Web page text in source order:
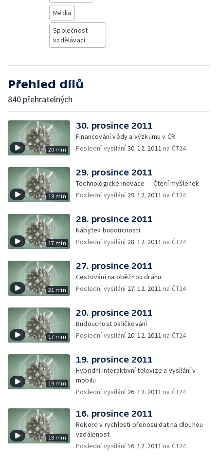
Média
Společnost -
vzdělávací
Přehled dílů
840 přehratelných
20 min
30. prosince 2011
Financování vědy a výzkumu v ČR
Poslední vysílání30. 12. 2011 na ČT24
18 min
29. prosince 2011
Technologické inovace — Čtení myšlenek
Poslední vysílání 29. 12. 2011 na ČT24
17 min
28. prosince 2011
Nábytek budoucnosti
Poslední vysílání 28. 12. 2011 na ČT24
21 min
27. prosince 2011
Cestování na oběžnou dráhu
Poslední vysílání 27. 12. 2011 na ČT24
17 min
20. prosince 2011
Budoucnost paličkování
Poslední vysílání 20. 12. 2011 na ČT24
19 min
19. prosince 2011
Hybridní interaktivní televize a vysílání v
mobilu
Poslední vysílání 26. 12. 2011 na ČT24
18 min
16. prosince 2011
Rekord v rychlosti přenosu dat na dlouhou
vzdálenost
Poslední vysílání16. 12. 2011 na ČT24